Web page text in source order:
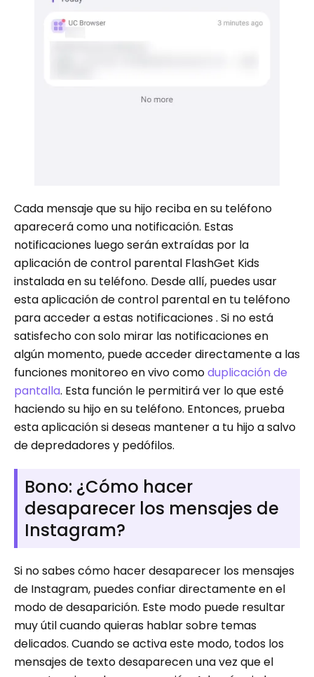
Cada mensaje que su hijo reciba en su teléfono
aparecerá como una notificación. Estas
notificaciones luego serán extraídas por la
aplicación de control parental FlashGet Kids
instalada en su teléfono. Desde allí, puedes usar
esta aplicación de control parental en tu teléfono
para acceder a estas notificaciones . Si no está
satisfecho con solo mirar las notificaciones en
algún momento, puede acceder directamente a las
funciones monitoreo en vivo comoduplicación de
pantalla. Esta función le permitirá ver lo que esté
haciendo su hijo en su teléfono. Entonces, prueba
esta aplicación si deseas mantener a tu hijo a salvo
de depredadores y pedófilos.
Bono: ¿Cómo hacer
desaparecer los mensajes de
Instagram?
Si no sabes cómo hacer desaparecer los mensajes
de Instagram, puedes confiar directamente en el
modo de desaparición. Este modo puede resultar
muy útil cuando quieras hablar sobre temas
delicados. Cuando se activa este modo, todos los
mensajes de texto desaparecen una vez que el